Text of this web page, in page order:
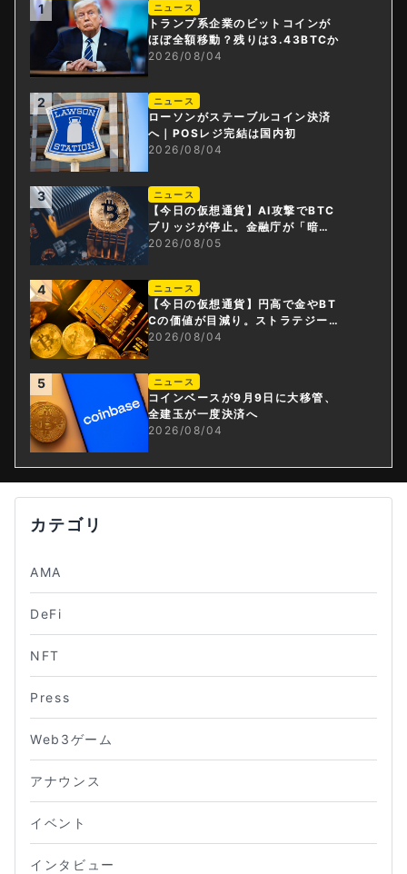
1 ニュース
トランプ系企業のビットコインが
ほぼ全額移動？残りは3.43BTCか
2026/08/04
2 ニュース
ローソンがステーブルコイン決済
へ｜POSレジ完結は国内初
2026/08/04
3 ニュース
【今日の仮想通貨】AI攻撃でBTC
ブリッジが停止。金融庁が「暗号
資産・ステーブルコイン課」新設
2026/08/05
4 ニュース
【今日の仮想通貨】円高で金やBT
Cの価値が目減り。ストラテジー社
がBTC大量売却
2026/08/04
5 ニュース
コインベースが9月9日に大移管、
全建玉が一度決済へ
2026/08/04
カテゴリ
AMA
DeFi
NFT
Press
Web3ゲーム
アナウンス
イベント
インタビュー